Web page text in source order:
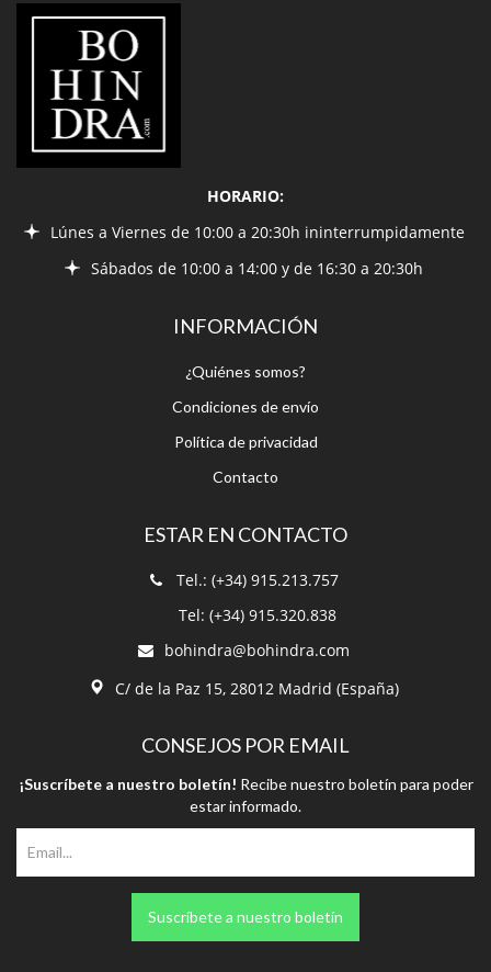
LIBRERÍA
BOHINDRA
HORARIO:
Lúnes a Viernes de 10:00 a 20:30h ininterrumpidamente
Sábados de 10:00 a 14:00 y de 16:30 a 20:30h
INFORMACIÓN
¿Quiénes somos?
Condiciones de envío
Política de privacidad
Contacto
ESTAR EN CONTACTO
Tel.: (+34) 915.213.757
Tel: (+34) 915.320.838
bohindra@bohindra.com
C/ de la Paz 15, 28012 Madrid (España)
CONSEJOS POR EMAIL
¡Suscríbete a nuestro boletín! Recibe nuestro boletín para poder
estar informado.
Suscríbete a nuestro boletín